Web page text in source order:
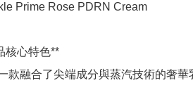
Prime Rose PDRN Cream
核心特色**
款融合了尖端成分與蒸汽技術的奢華